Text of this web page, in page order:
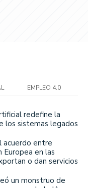
EMPLEO 4.0
redefine la
los sistemas legados
acuerdo entre
Europea en las
o dan servicios
un monstruo de